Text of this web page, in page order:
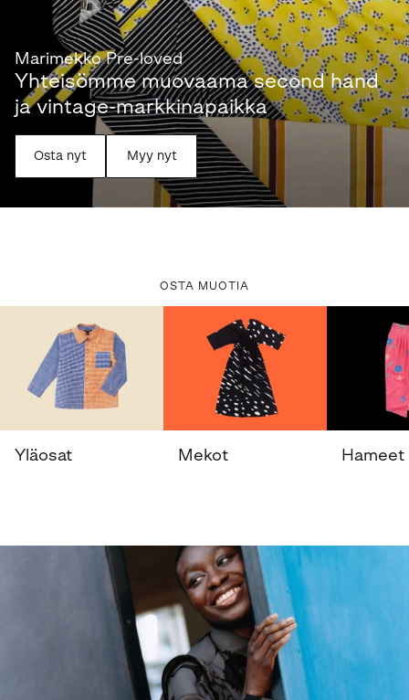
Marimekko Pre-loved
Yhteisömme muovaama second hand
ja vintage-markkinapaikka
Osta nyt Myy nyt
OSTA MUOTIA
Yläosat Mekot Hameet